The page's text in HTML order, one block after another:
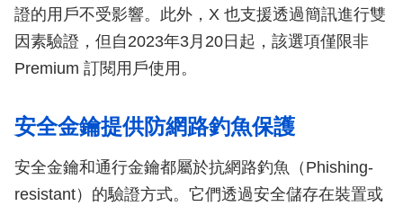
證的用戶不受影響。此外，X 也支援透過簡訊進行雙
因素驗證，但自2023年3月20日起，該選項僅限非
Premium 訂閱用戶使用。
安全金鑰提供防網路釣魚保護
安全金鑰和通行金鑰都屬於抗網路釣魚（Phishing-
resistant）的驗證方式。它們透過安全儲存在裝置或